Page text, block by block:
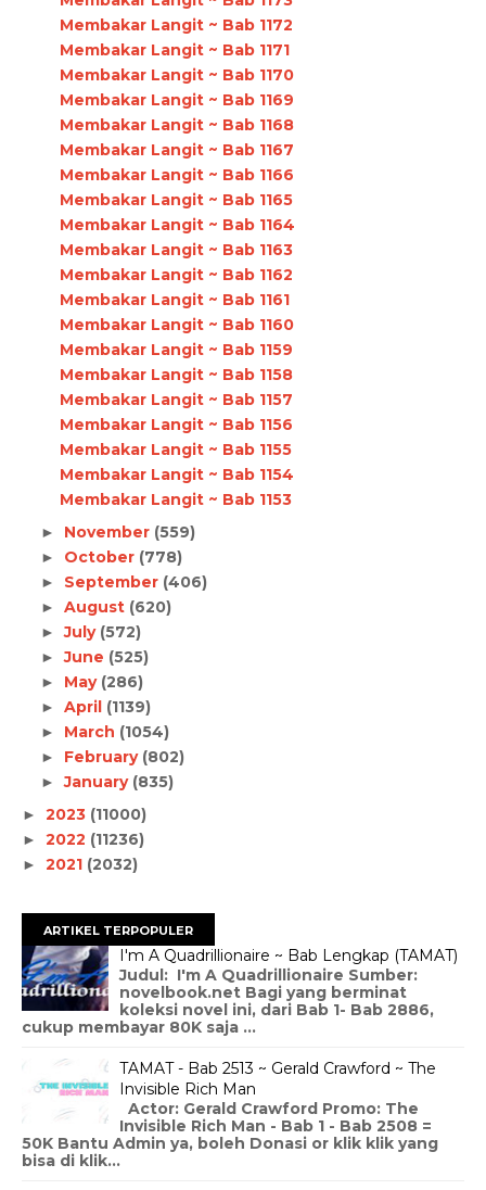
Membakar Langit ~ Bab 1172
Membakar Langit ~ Bab 1171
Membakar Langit ~ Bab 1170
Membakar Langit ~ Bab 1169
Membakar Langit ~ Bab 1168
Membakar Langit ~ Bab 1167
Membakar Langit ~ Bab 1166
Membakar Langit ~ Bab 1165
Membakar Langit ~ Bab 1164
Membakar Langit ~ Bab 1163
Membakar Langit ~ Bab 1162
Membakar Langit ~ Bab 1161
Membakar Langit ~ Bab 1160
Membakar Langit ~ Bab 1159
Membakar Langit ~ Bab 1158
Membakar Langit ~ Bab 1157
Membakar Langit ~ Bab 1156
Membakar Langit ~ Bab 1155
Membakar Langit ~ Bab 1154
Membakar Langit ~ Bab 1153
► November (559)
► October (778)
► September (406)
► August (620)
►July (572)
►June (525)
► May (286)
► April (1139)
► March (1054)
► February (802)
►January (835)
► 2023 (11000)
► 2022 (11236)
► 2021 (2032)
ARTIKEL TERPOPULER
I'm A Quadrillionaire ~ Bab Lengkap (TAMAT)
Judul: I'm A Quadrillionaire Sumber:
novelbook.net Bagi yang berminat
koleksi novel ini, dari Bab 1- Bab 2886,
cukup membayar 80K saja ...
TAMAT - Bab 2513 ~ Gerald Crawford ~ The
Invisible Rich Man
Actor: Gerald Crawford Promo: The
Invisible Rich Man - Bab 1 - Bab 2508 =
50K Bantu Admin ya, boleh Donasi or klik klik yang
bisa di klik...